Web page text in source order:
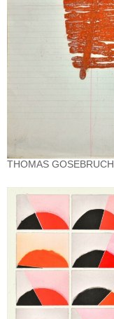
THOMAS GOSEBRUCH